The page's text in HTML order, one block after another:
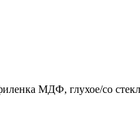
МДФ, глухое/со